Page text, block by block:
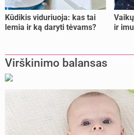
Kūdikis viduriuoja: kas tai
lemia ir ką daryti tėvams?
ir
Virškinimo balansas